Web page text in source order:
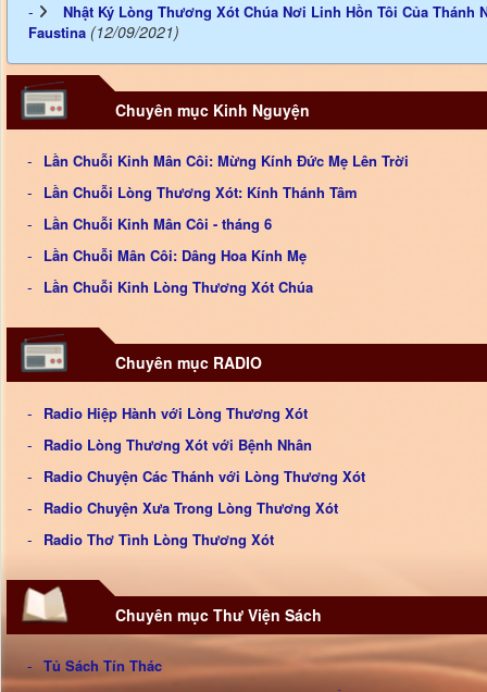
Nhật Ký Lòng Thương Xót Chúa Nơi Linh Hồn Tôi Của Thánh
Faustina (12/09/2021)
Chuyên mục Kinh Nguyện
Lần Chuỗi Kinh Mân Côi: Mừng Kính Đức Mẹ Lên Trời
Lần Chuỗi Lòng Thương Xót: Kính Thánh Tâm
Lần Chuỗi Kinh Mân Côi - tháng 6
Lần Chuỗi Mân Côi: Dâng Hoa Kính Mẹ
Lần Chuỗi Kinh Lòng Thương Xót Chúa
Chuyên mục RADIO
Radio Hiệp Hành với Lòng Thương Xót
Radio Lòng Thương Xót với Bệnh Nhân
Radio Chuyện Các Thánh với Lòng Thương Xót
Radio Chuyện Xưa Trong Lòng Thương Xót
Radio Thơ Tình Lòng Thương Xót
Chuyên mục Thư Viện Sách
Tủ Sách Tín Thác